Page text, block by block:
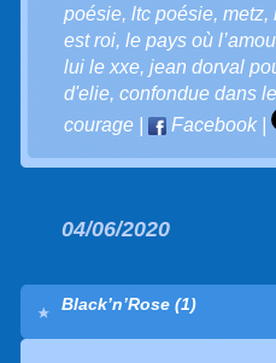
poésie, ltc poésie, metz,
est roi, le pays où
lui le xxe, jean dorval
d'elie, confondue dans
courage
Facebook|
04/06/2020
Black’n’Rose (1)